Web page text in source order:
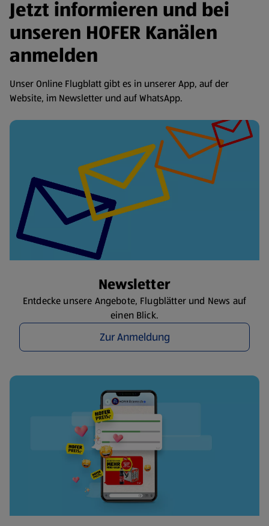
Jetzt informieren und bei
unseren HOFER Kanälen
anmelden
Unser Online Flugblatt gibt es in unserer App, auf der
Website, im Newsletter und auf WhatsApp.
Newsletter
Entdecke unsere Angebote, Flugblätter und News auf
einen Blick.
Zur Anmeldung